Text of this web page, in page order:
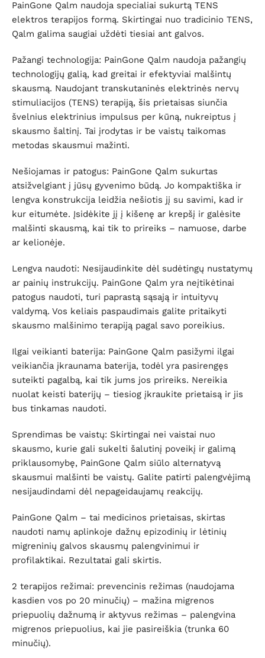
PainGone Qalm naudoja specialiai sukurtą TENS
elektros terapijos formą. Skirtingai nuo tradicinio TENS,
Qalm galima saugiai uždėti tiesiai ant galvos.
Pažangi technologija: PainGone Qalm naudoja pažangių
technologijų galią, kad greitai ir efektyviai malšintų
skausmą. Naudojant transkutaninės elektrinės nervų
stimuliacijos (TENS) terapiją, šis prietaisas siunčia
švelnius elektrinius impulsus per kūną, nukreiptus į
skausmo šaltinį. Tai įrodytas ir be vaistų taikomas
metodas skausmui mažinti.
Nešiojamas ir patogus: PainGone Qalm sukurtas
atsižvelgiant į jūsų gyvenimo būdą. Jo kompaktiška ir
lengva konstrukcija leidžia nešiotis jį su savimi, kad ir
kur eitumėte. Įsidėkite jį į kišenę ar krepšį ir galėsite
malšinti skausmą, kai tik to prireiks – namuose, darbe
ar kelionėje.
Lengva naudoti: Nesijaudinkite dėl sudėtingų nustatymų
ar painių instrukcijų. PainGone Qalm yra neįtikėtinai
patogus naudoti, turi paprastą sąsają ir intuityvų
valdymą. Vos keliais paspaudimais galite pritaikyti
skausmo malšinimo terapiją pagal savo poreikius.
Ilgai veikianti baterija: PainGone Qalm pasižymi ilgai
veikiančia įkraunama baterija, todėl yra pasirengęs
suteikti pagalbą, kai tik jums jos prireiks. Nereikia
nuolat keisti baterijų – tiesiog įkraukite prietaisą ir jis
bus tinkamas naudoti.
Sprendimas be vaistų: Skirtingai nei vaistai nuo
skausmo, kurie gali sukelti šalutinį poveikį ir galimą
priklausomybę, PainGone Qalm siūlo alternatyvą
skausmui malšinti be vaistų. Galite patirti palengvėjimą
nesijaudindami dėl nepageidaujamų reakcijų.
PainGone Qalm – tai medicinos prietaisas, skirtas
naudoti namų aplinkoje dažnų epizodinių ir lėtinių
migreninių galvos skausmų palengvinimui ir
profilaktikai. Rezultatai gali skirtis.
2 terapijos režimai: prevencinis režimas (naudojama
kasdien vos po 20 minučių) – mažina migrenos
priepuolių dažnumą ir aktyvus režimas – palengvina
migrenos priepuolius, kai jie pasireiškia (trunka 60
minučių).